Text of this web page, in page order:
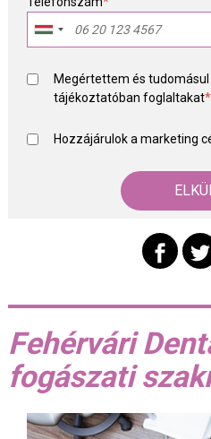
Megértettem és
tájékoztatóban foglaltakat*
Hozzájárulok a marketing
Fehérvári
fogászati